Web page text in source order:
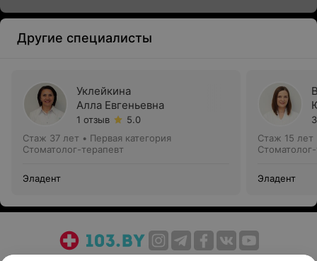
Другие специалисты
Уклейкина
Алла Евгеньевна
1 отзыв
5.0
Стаж 37 лет • Первая категория
Стоматолог-терапевт
Эладент
Стаж 15 лет
Эладент